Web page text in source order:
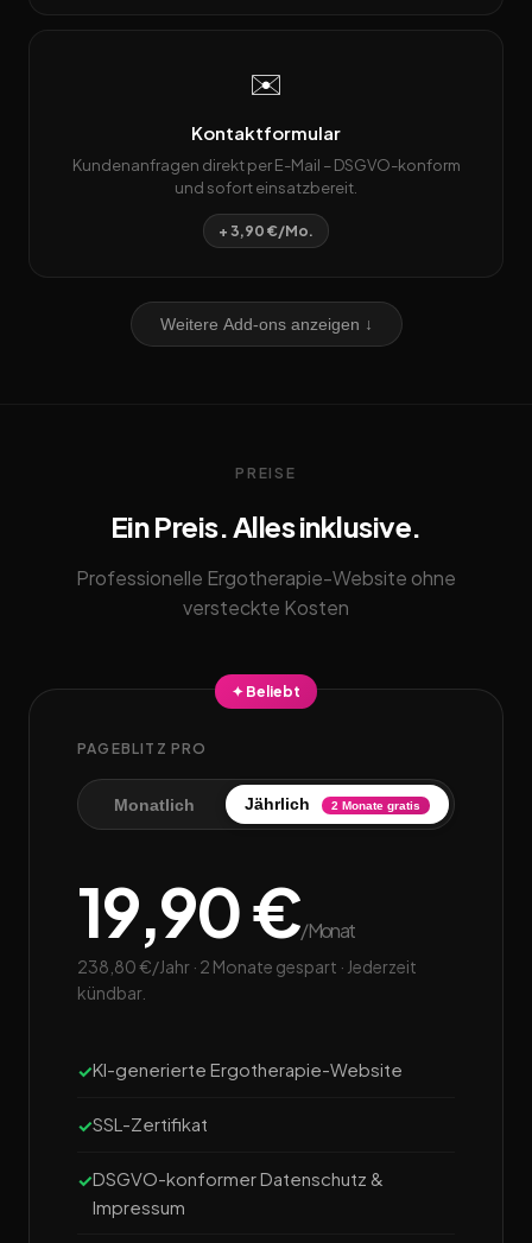
✉️
Kontaktformular
Kundenanfragen direkt per E-Mail – DSGVO-konform
und sofort einsatzbereit.
+ 3,90 €/Mo.
Weitere Add-ons anzeigen ↓
PREISE
Ein Preis. Alles inklusive.
Professionelle Ergotherapie-Website ohne
versteckte Kosten
✦ Beliebt
PAGEBLITZ PRO
Monatlich Jährlich 2 Monate gratis
19,90 €/Monat
238,80 €/Jahr · 2 Monate gespart · Jederzeit
kündbar.
KI-generierte Ergotherapie-Website
SSL-Zertifikat
DSGVO-konformer Datenschutz &
Impressum